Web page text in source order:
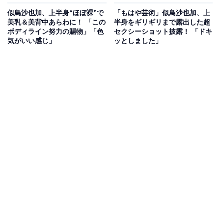
似鳥沙也加、上半身“ほぼ裸”で
美乳＆美背中あらわに！ 「この
ボディライン努力の賜物」「色
気がいい感じ」
「もはや芸術」似鳥沙也加、上
半身をギリギリまで露出した超
セクシーショット披露！ 「ドキ
ッとしました」